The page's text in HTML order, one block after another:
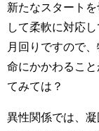
新たなスタート
して柔軟に対応
月回りですので
命にかかわるこ
てみては？
異性関係では、凝